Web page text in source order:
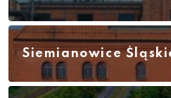
Siemianowice